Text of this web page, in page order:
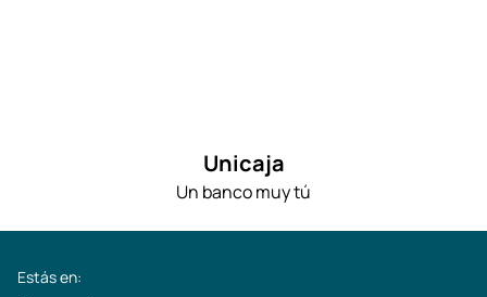
Unicaja
Un banco muy tú
Estás en: